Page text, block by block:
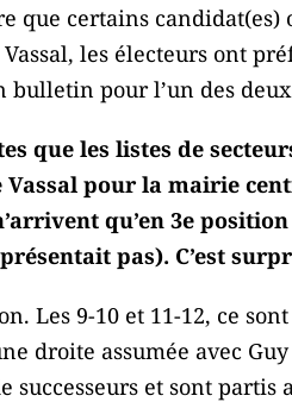
que certains candidat(es)
les électeurs ont
bulletin pour l’un des
que les listes de
pour la mairie
qu’en 3e
pas). C’est
Les 9-10 et 11-12, ce
droite assumée avec
successeurs et sont